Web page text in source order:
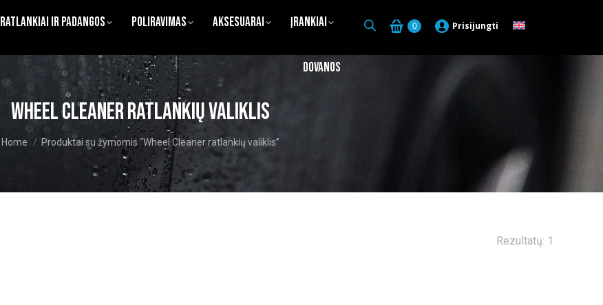
Ratlankiai ir Padangos Poliravimas Aksesuarai Įrankiai
Dovanos
0 Prisijungti
Wheel Cleaner ratlankių valiklis
You are here:
Home Produktai su žymomis “Wheel Cleaner ratlankių valiklis”
Rezultatų: 1